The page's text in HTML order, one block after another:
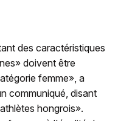
des caractéristiques
doivent être
femme», a
communiqué, disant
hongrois».